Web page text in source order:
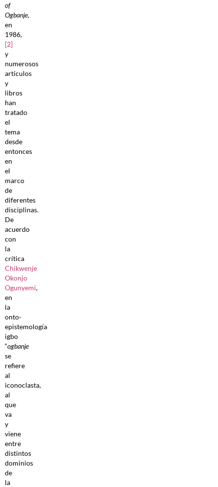
of
Ogbanje,
en
1986,
[2]
y
numerosos
artículos
y
libros
han
tratado
el
tema
desde
entonces
en
el
marco
de
diferentes
disciplinas.
De
acuerdo
con
la
crítica
Chikwenje
Okonjo
Ogunyemi,
en
la
onto-
epistemología
igbo
“ogbanje
se
refiere
al
iconoclasta,
al
que
va
y
viene
entre
distintos
dominios
de
la